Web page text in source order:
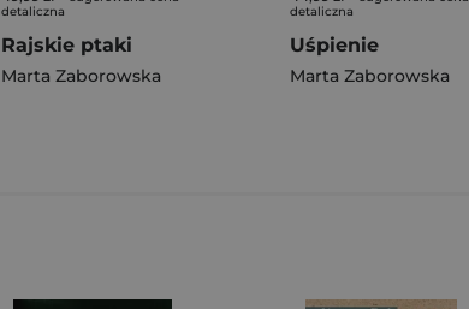
detaliczna
Rajskie ptaki
Marta Zaborowska
detaliczna
Uśpienie
Marta Zaborowska